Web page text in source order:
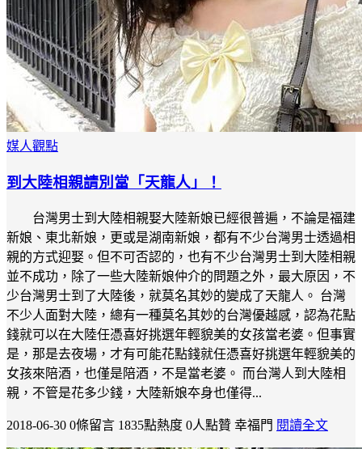
媒人觀點
到大陸相親請別當「天龍人」！
台灣男士到大陸相親娶大陸新娘已經很普遍，不論是福建
新娘、東北新娘，更或是湖南新娘，都有不少台灣男士透過相
親的方式迎娶。但不可否認的，也有不少台灣男士到大陸相親
並不成功，除了一些大陸新娘仲介的問題之外，最大原因，不
少台灣男士到了大陸後，就莫名其妙的變成了天龍人。 台灣
不少人面對大陸，總有一種莫名其妙的台灣優越感，認為花點
錢就可以在大陸任憑喜好挑選年輕貌美的女孩當老婆。但事實
是，那是去夜場，才有可能花點錢就任憑喜好挑選年輕貌美的
女孩來陪酒，也僅是陪酒，不是當老婆。 而台灣人到大陸相
親，不管是花多少錢，大陸新娘夲身也僅得...
2018-06-30 0條留言 1835點熱度 0人點贊 幸福門 閱讀全文